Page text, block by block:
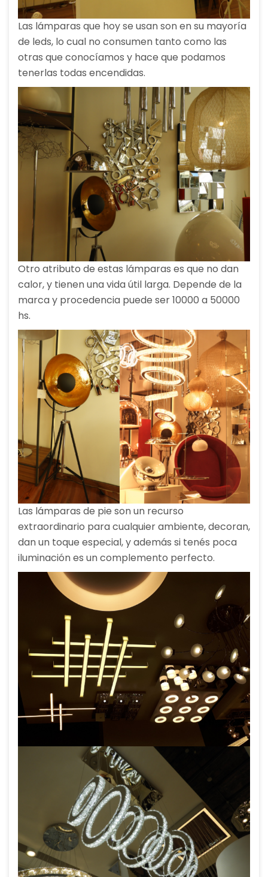
Las lámparas que hoy se usan son en su mayoría
de leds, lo cual no consumen tanto como las
otras que conocíamos y hace que podamos
tenerlas todas encendidas.
Otro atributo de estas lámparas es que no dan
calor, y tienen una vida útil larga. Depende de la
marca y procedencia puede ser 10000 a 50000
hs.
Las lámparas de pie son un recurso
extraordinario para cualquier ambiente, decoran,
dan un toque especial, y además si tenés poca
iluminación es un complemento perfecto.